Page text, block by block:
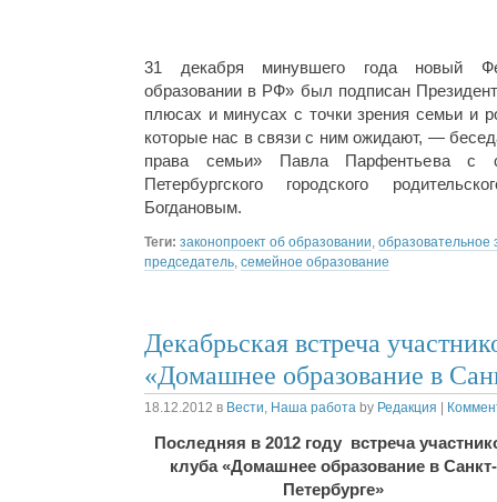
31 декабря минувшего года новый
образовании в РФ» был подписан
плюсах и минусах с точки зрения семьи и
которые нас в связи с ним ожидают, —
права семьи» Павла Парфентьева с
Петербургского городского
Богдановым.
Теги: законопроект об образовании, образовательное
председатель, семейное образование
Декабрьская встреча
«Домашнее образование в
18.12.2012 в Вести, Наша работа by Редакция
Последняя в 2012 году встреча
клуба «Домашнее образование в Санкт-
Петербурге»